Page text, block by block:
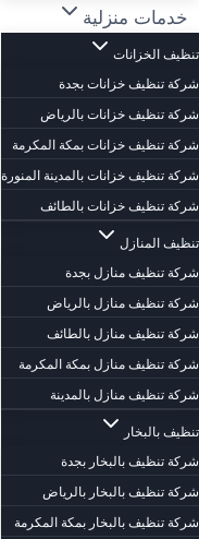
خدمات منزلية
تنظيف الخزانات
شركة تنظيف خزانات بجدة
شركة تنظيف خزانات بالرياض
شركة تنظيف خزانات بمكة المكرمة
شركة تنظيف خزانات بالمدينة المنورة
شركة تنظيف خزانات بالطائف
تنظيف المنازل
شركة تنظيف منازل بجدة
شركة تنظيف منازل بالرياض
شركة تنظيف منازل بالطائف
شركة تنظيف منازل بمكة المكرمة
شركة تنظيف منازل بالمدينة
تنظيف بالبخار
شركة تنظيف بالبخار بجدة
شركة تنظيف بالبخار بالرياض
شركة تنظيف بالبخار بمكة المكرمة